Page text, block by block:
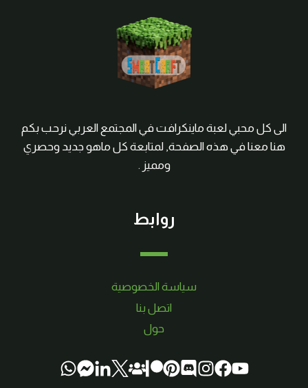
الى كل محبي لعبة ماينكرافت في المجتمع العربي نرحب بكم
هنا معنا في هذه الصفحة, لمتابعة كل ماهو جديد وحصري
ومميز .
روابط
سياسة الخصوصية
اتصل بنا
حول